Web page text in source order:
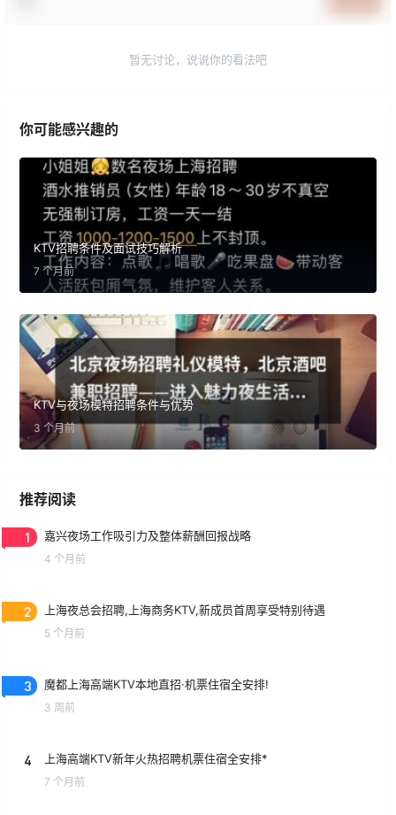
暂无讨论，说说你的看法吧
你可能感兴趣的
KTV招聘条件及面试技巧解析
7 个月前
KTV与夜场模特招聘条件与优势
3 个月前
推荐阅读
1 嘉兴夜场工作吸引力及整体薪酬回报战略
4 个月前
2 上海夜总会招聘,上海商务KTV,新成员首周享受特别待遇
5 个月前
3 魔都上海高端KTV本地直招·机票住宿全安排!
3 周前
4 上海高端KTV新年火热招聘机票住宿全安排*
7 个月前